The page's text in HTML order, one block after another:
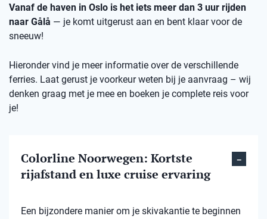
Vanaf de haven in Oslo is het iets meer dan 3 uur rijden
naar Gålå — je komt uitgerust aan en bent klaar voor de
sneeuw!
Hieronder vind je meer informatie over de verschillende
ferries. Laat gerust je voorkeur weten bij je aanvraag – wij
denken graag met je mee en boeken je complete reis voor
je!
Colorline Noorwegen: Kortste
rijafstand en luxe cruise ervaring
Een bijzondere manier om je skivakantie te beginnen